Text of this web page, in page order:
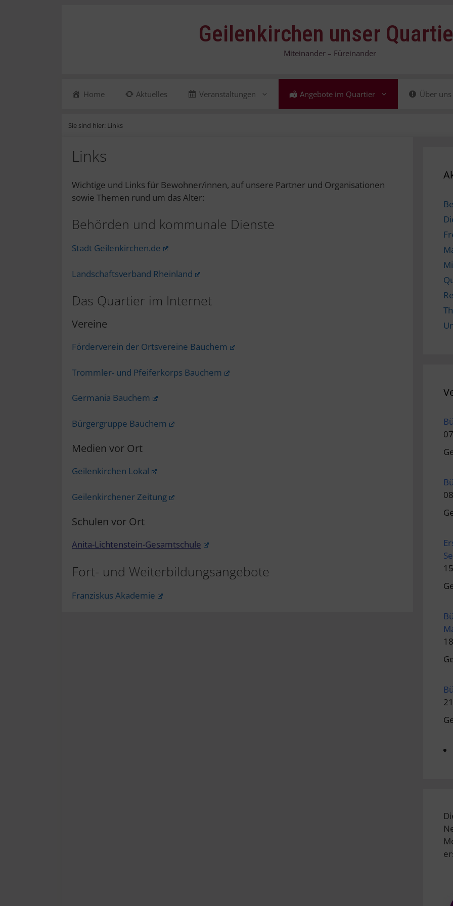
Geilenkirchen unser
Miteinander – Füreinander
Home Aktuelles Veranstaltungen Angebote im Quartier Über uns
Sie sind hier: Links
Links
Wichtige und Links für Bewohner/innen, auf unsere Partner und Organisationen
sowie Themen rund um das Alter:
Behörden und kommunale Dienste
Stadt Geilenkirchen.de
Landschaftsverband Rheinland
Das Quartier im Internet
Vereine
Förderverein der Ortsvereine Bauchem
Trommler- und Pfeiferkorps Bauchem
Germania Bauchem
Bürgergruppe Bauchem
Medien vor Ort
Geilenkirchen Lokal
Geilenkirchener Zeitung
Schulen vor Ort
Anita-Lichtenstein-Gesamtschule
Fort- und Weiterbildungsangebote
Franziskus Akademie